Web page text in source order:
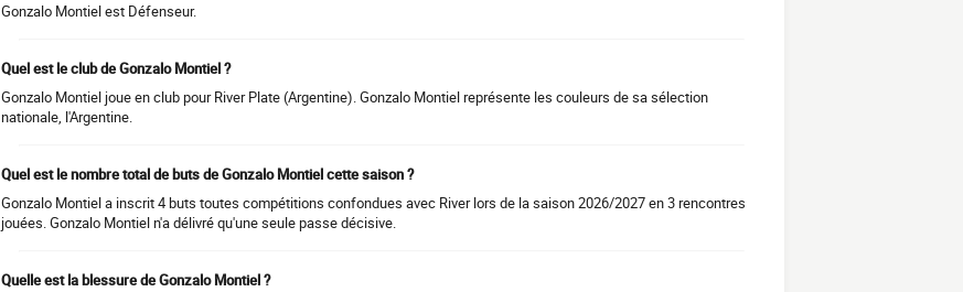
Gonzalo Montiel est Défenseur.
Quel est le club de Gonzalo Montiel ?
Gonzalo Montiel joue en club pour River Plate (Argentine). Gonzalo Montiel représente les couleurs de sa sélection
nationale, l'Argentine.
Quel est le nombre total de buts de Gonzalo Montiel cette saison ?
Gonzalo Montiel a inscrit 4 buts toutes compétitions confondues avec River lors de la saison 2026/2027 en 3 rencontres
jouées. Gonzalo Montiel n'a délivré qu'une seule passe décisive.
Quelle est la blessure de Gonzalo Montiel ?